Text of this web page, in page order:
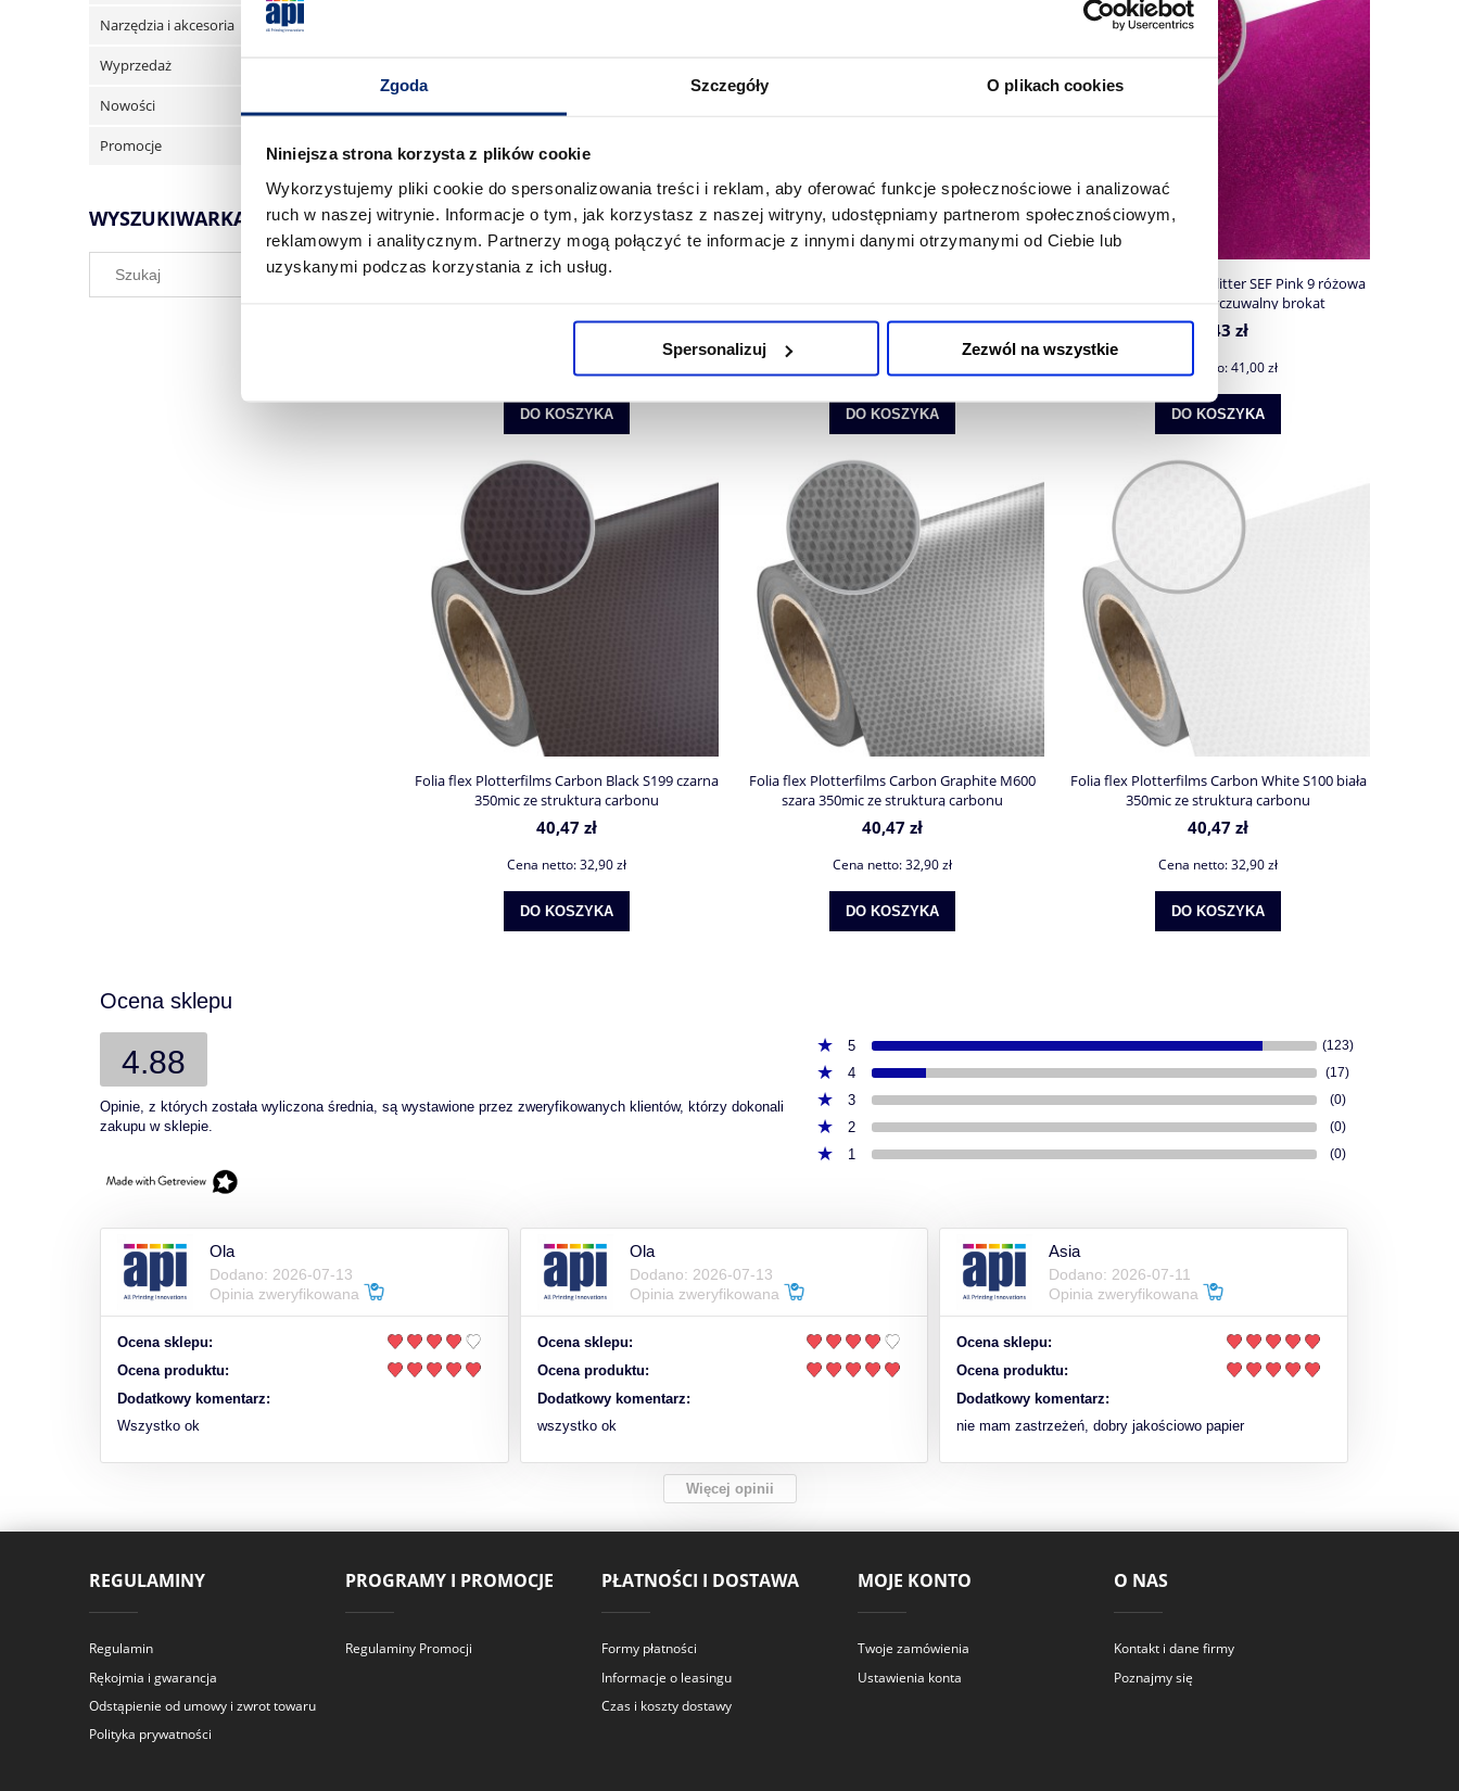
Zgoda Szczegóły O plikach cookies
Niniejsza strona korzysta z plików cookie
Wykorzystujemy pliki cookie do spersonalizowania treści i reklam, aby oferować funkcje społecznościowe i analizować
ruch w naszej witrynie. Informacje o tym, jak korzystasz z naszej witryny, udostępniamy partnerom społecznościowym,
reklamowym i analitycznym. Partnerzy mogą połączyć te informacje z innymi danymi otrzymanymi od Ciebie lub
uzyskanymi podczas korzystania z ich usług.
Spersonalizuj Zezwól na wszystkie
Narzędzia i akcesoria
Wyprzedaż
Nowości
Promocje
WYSZUKIWARKA
50,43 zł
DO KOSZYKA
50,43 zł
DO KOSZYKA
Folia flex brokatowa Glitter SEF Pink 9 różowa
350mic gruba wyczuwalny brokat
50,43 zł
Cena netto:41,00 zł
DO KOSZYKA
Folia flex Plotterfilms Carbon Black S199 czarna
350mic ze strukturą carbonu
40,47 zł
Cena netto:32,90 zł
DO KOSZYKA
Folia flex Plotterfilms Carbon Graphite M600
szara 350mic ze strukturą carbonu
40,47 zł
Cena netto:32,90 zł
DO KOSZYKA
Folia flex Plotterfilms Carbon White S100 biała
350mic ze strukturą carbonu
40,47 zł
Cena netto:32,90 zł
DO KOSZYKA
Ocena sklepu
4.88
Opinie, z których została wyliczona średnia, są wystawione przez zweryfikowanych klientów, którzy dokonali
zakupu w sklepie.
5 (123)
4 (17)
3 (0)
2 (0)
1 (0)
Ola
Dodano: 2026-07-13
Opinia zweryfikowana
Ocena sklepu:
Ocena produktu:
Dodatkowy komentarz:
Wszystko ok
Ola
Dodano: 2026-07-13
Opinia zweryfikowana
Ocena sklepu:
Ocena produktu:
Dodatkowy komentarz:
wszystko ok
Asia
Dodano: 2026-07-11
Opinia zweryfikowana
Ocena sklepu:
Ocena produktu:
Dodatkowy komentarz:
nie mam zastrzeżeń, dobry jakościowo papier
Więcej opinii
REGULAMINY
Regulamin
Rękojmia i gwarancja
Odstąpienie od umowy i zwrot towaru
Polityka prywatności
PROGRAMY I PROMOCJE
Regulaminy Promocji
PŁATNOŚCI I DOSTAWA
Formy płatności
Informacje o leasingu
Czas i koszty dostawy
MOJE KONTO
Twoje zamówienia
Ustawienia konta
O NAS
Kontakt i dane firmy
Poznajmy się